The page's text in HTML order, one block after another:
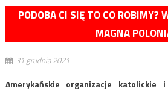
PODOBA CI SIĘ TO CO ROBIMY?
MAGNA
31 grudnia 2021
Amerykańskie organizacje